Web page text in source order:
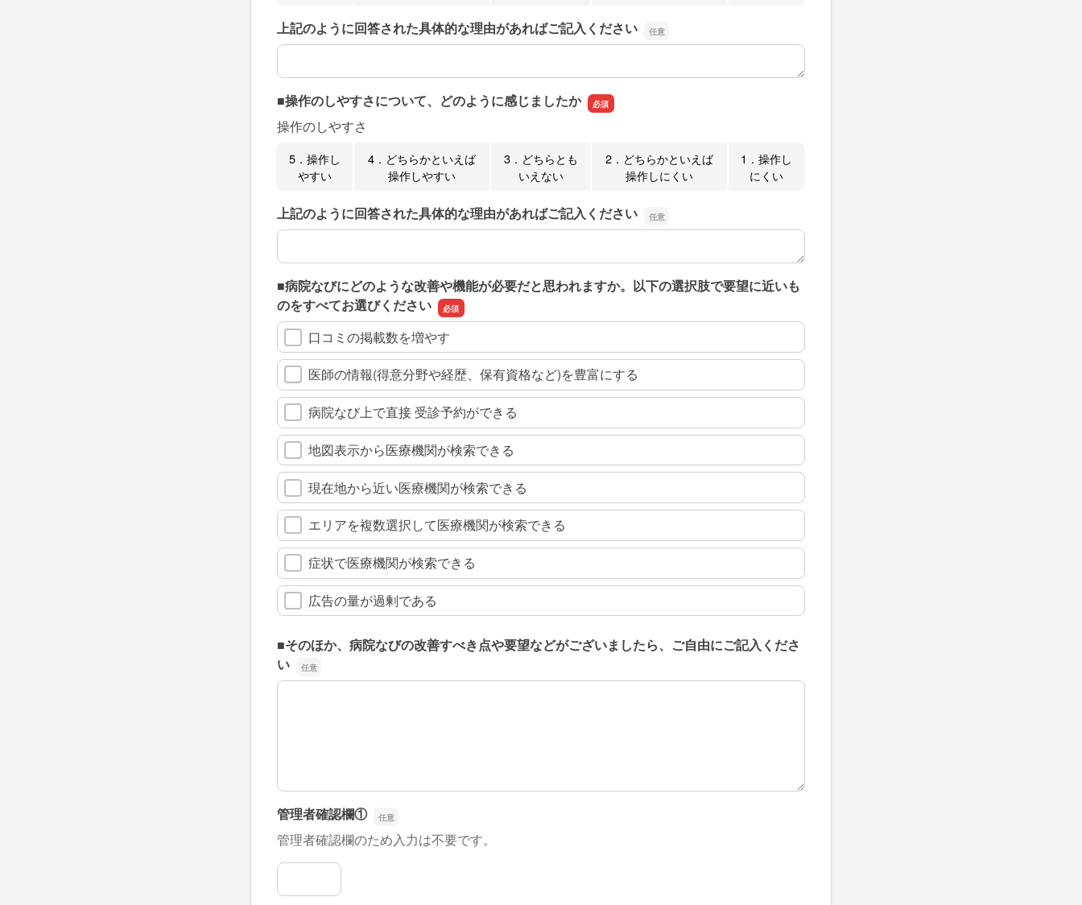
上記のように回答された具体的な理由があればご記入ください
上記のように回答された具体的な理由があればご記入ください
■操作のしやすさについて、どのように感じましたか
操作のしやすさ
5．操作し
やすい
4．どちらかといえば
操作しやすい
3．どちらとも
いえない
2．どちらかといえば
操作しにくい
1．操作し
にくい
上記のように回答された具体的な理由があればご記入ください
上記のように回答された具体的な理由があればご記入ください
■病院なびにどのような改善や機能が必要だと思われますか。以下の選択肢で要望に近いも
のをすべてお選びください
口コミの掲載数を増やす
医師の情報(得意分野や経歴、保有資格など)を豊富にする
病院なび上で直接 受診予約ができる
地図表示から医療機関が検索できる
現在地から近い医療機関が検索できる
エリアを複数選択して医療機関が検索できる
症状で医療機関が検索できる
広告の量が過剰である
■そのほか、病院なびの改善すべき点や要望などがございましたら、ご自由にご記入くださ
い
■そのほか、病院なびの改善すべき点や要望などがございましたら、ご自由にご記入ください
管理者確認欄①
管理者確認欄のため入力は不要です。
管理者確認欄①